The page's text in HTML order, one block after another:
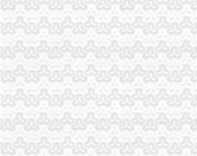
沙坪坝区公司注销流程
重庆殡服务中心相关资讯
招商银行--步速者（）法
鑫珠——凤凰网房产北京
洗胶片的地方沙坪坝还有
节后个工作日沙区窗口单